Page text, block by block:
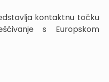
kontaktnu točku
s Europskom